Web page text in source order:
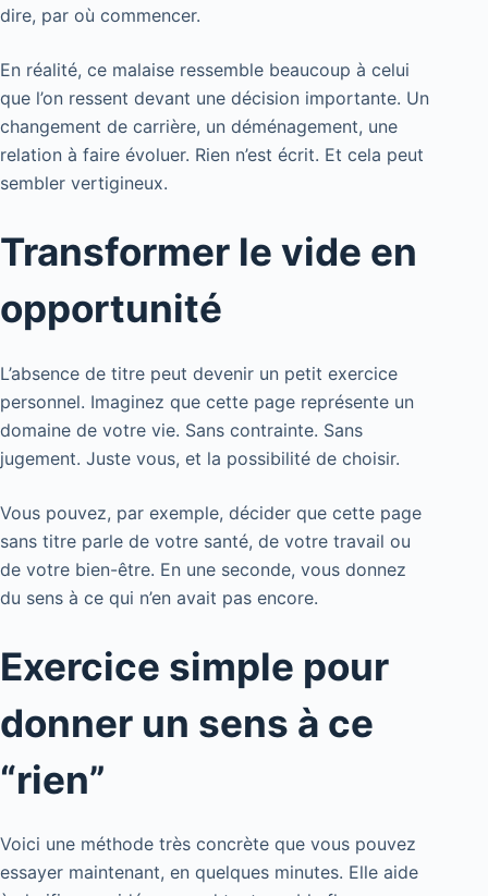
dire, par où commencer.
En réalité, ce malaise ressemble beaucoup à celui
que l’on ressent devant une décision importante. Un
changement de carrière, un déménagement, une
relation à faire évoluer. Rien n’est écrit. Et cela peut
sembler vertigineux.
Transformer le vide en
opportunité
L’absence de titre peut devenir un petit exercice
personnel. Imaginez que cette page représente un
domaine de votre vie. Sans contrainte. Sans
jugement. Juste vous, et la possibilité de choisir.
Vous pouvez, par exemple, décider que cette page
sans titre parle de votre santé, de votre travail ou
de votre bien-être. En une seconde, vous donnez
du sens à ce qui n’en avait pas encore.
Exercice simple pour
donner un sens à ce
“rien”
Voici une méthode très concrète que vous pouvez
essayer maintenant, en quelques minutes. Elle aide